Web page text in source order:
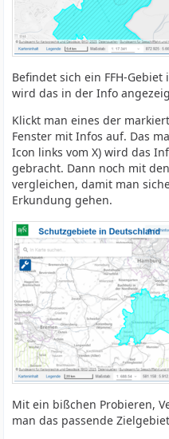
Befindet sich ein FFH-
wird das in der Info
Klickt man eines der
Fenster mit Infos auf. Das
Icon links vom X) wird das
gebracht. Dann noch mit
vergleichen, damit man
Erkundung gehen.
Mit ein bißchen Probieren,
man das passende